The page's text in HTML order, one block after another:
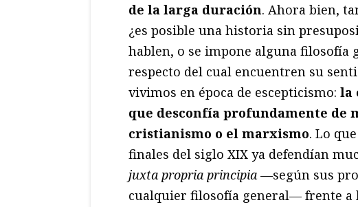
de la larga duración. Ahora bien,
¿es posible una historia sin
hablen, o se impone alguna filosofía
respecto del cual encuentren su
vivimos en época de escepticismo: la
que desconfía profundamente de
cristianismo o el marxismo. Lo
finales del siglo XIX ya defendían
juxta propria principia —según sus
cualquier filosofía general— frente a